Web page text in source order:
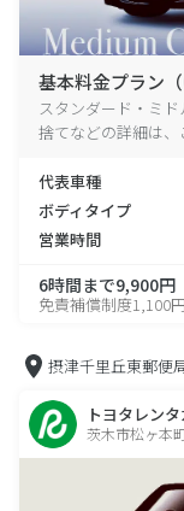
基本料金プラン（
スタンダード・ミ
捨てなどの詳細は、
代表車種
ボディタイプ
営業時間
6時間まで9,900円
免責補償制度1,100円
摂津千里丘東郵便
トヨタレン
茨木市松ヶ本